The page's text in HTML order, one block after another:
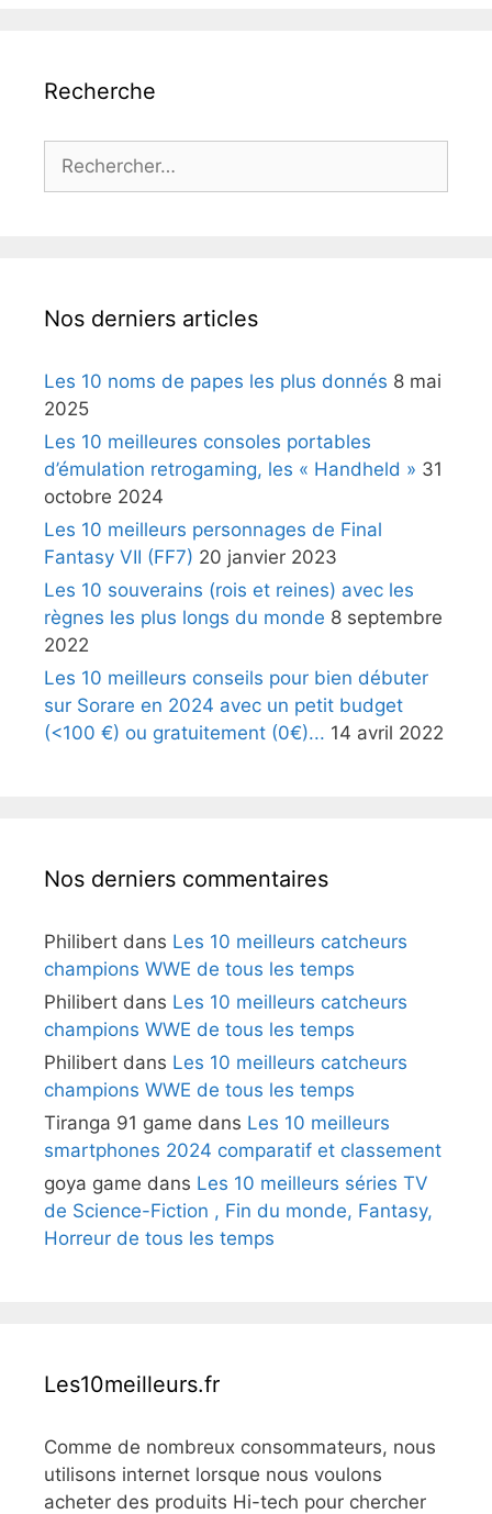
Recherche
Nos derniers articles
Les 10 noms de papes les plus donnés 8 mai
2025
Les 10 meilleures consoles portables
d’émulation retrogaming, les « Handheld » 31
octobre 2024
Les 10 meilleurs personnages de Final
Fantasy VII (FF7) 20 janvier 2023
Les 10 souverains (rois et reines) avec les
règnes les plus longs du monde 8 septembre
2022
Les 10 meilleurs conseils pour bien débuter
sur Sorare en 2024 avec un petit budget
(<100 €) ou gratuitement (0€)... 14 avril 2022
Nos derniers commentaires
Philibert dans Les 10 meilleurs catcheurs
champions WWE de tous les temps
Philibert dans Les 10 meilleurs catcheurs
champions WWE de tous les temps
Philibert dans Les 10 meilleurs catcheurs
champions WWE de tous les temps
Tiranga 91 game dans Les 10 meilleurs
smartphones 2024 comparatif et classement
goya game dans Les 10 meilleurs séries TV
de Science-Fiction , Fin du monde, Fantasy,
Horreur de tous les temps
Les10meilleurs.fr
Comme de nombreux consommateurs, nous
utilisons internet lorsque nous voulons
acheter des produits Hi-tech pour chercher